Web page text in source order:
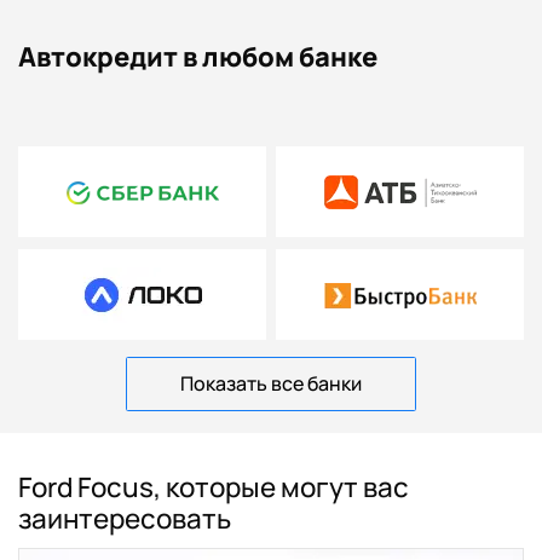
Автокредит в любом банке
Показать все банки
Ford Focus, которые могут вас
заинтересовать